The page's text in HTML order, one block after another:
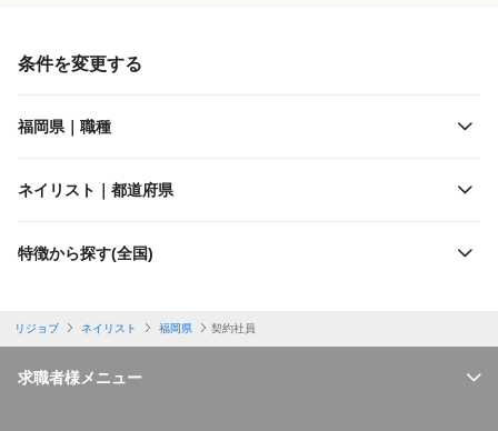
条件を変更する
福岡県｜職種
ネイリスト｜都道府県
特徴から探す(全国)
リジョブ ネイリスト 福岡県 契約社員
求職者様メニュー